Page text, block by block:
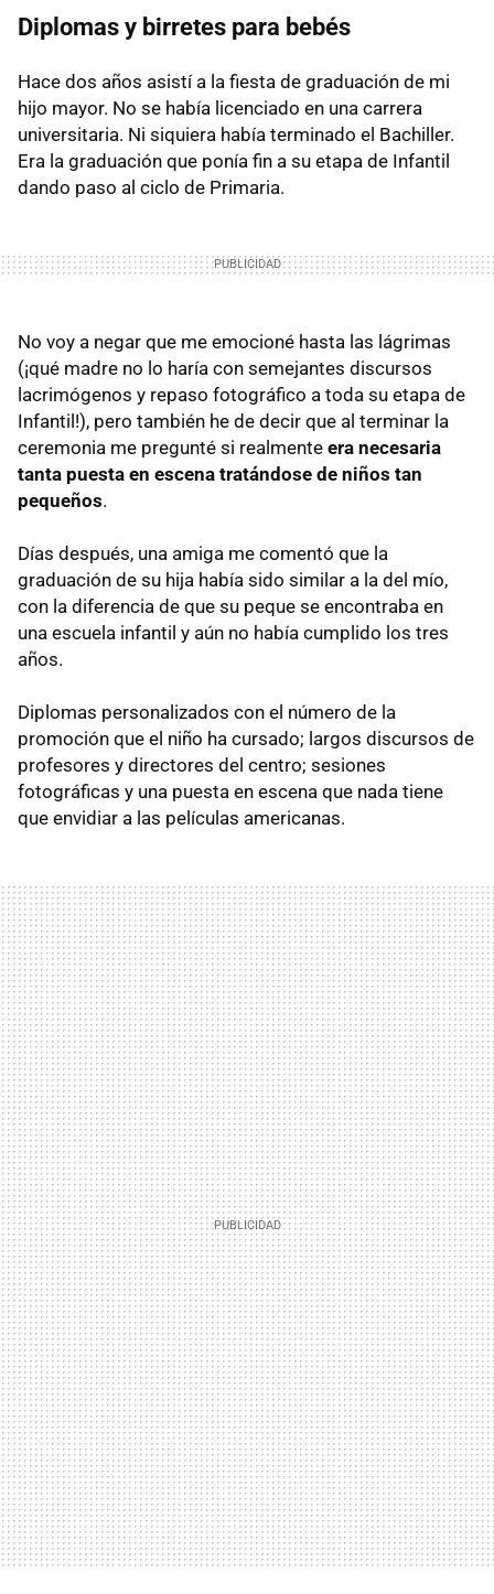
Diplomas y birretes para bebés
Hace dos años asistí a la fiesta de graduación de mi
hijo mayor. No se había licenciado en una carrera
universitaria. Ni siquiera había terminado el Bachiller.
Era la graduación que ponía fin a su etapa de Infantil
dando paso al ciclo de Primaria.
No voy a negar que me emocioné hasta las lágrimas
(¡qué madre no lo haría con semejantes discursos
lacrimógenos y repaso fotográfico a toda su etapa de
Infantil!), pero también he de decir que al terminar la
ceremonia me pregunté si realmente era necesaria
tanta puesta en escena tratándose de niños tan
pequeños.
Días después, una amiga me comentó que la
graduación de su hija había sido similar a la del mío,
con la diferencia de que su peque se encontraba en
una escuela infantil y aún no había cumplido los tres
años.
Diplomas personalizados con el número de la
promoción que el niño ha cursado; largos discursos de
profesores y directores del centro; sesiones
fotográficas y una puesta en escena que nada tiene
que envidiar a las películas americanas.